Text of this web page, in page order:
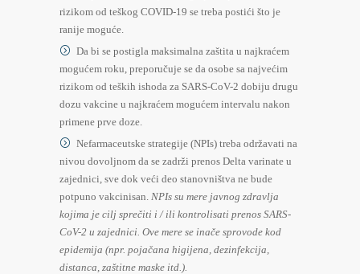
rizikom od teškog COVID-19 se treba postići što je
ranije moguće.
Da bi se postigla maksimalna zaštita u najkraćem
mogućem roku, preporučuje se da osobe sa najvećim
rizikom od teških ishoda za SARS-CoV-2 dobiju drugu
dozu vakcine u najkraćem mogućem intervalu nakon
primene prve doze.
Nefarmaceutske strategije (NPIs) treba održavati na
nivou dovoljnom da se zadrži prenos Delta varinate u
zajednici, sve dok veći deo stanovništva ne bude
potpuno vakcinisan. NPIs su mere javnog zdravlja
kojima je cilj sprečiti i / ili kontrolisati prenos SARS-
CoV-2 u zajednici. Ove mere se inače sprovode kod
epidemija (npr. pojačana higijena, dezinfekcija,
distanca, zaštitne maske itd.).